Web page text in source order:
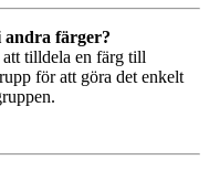
andra färger?
tilldela en färg till
för att göra det enkelt